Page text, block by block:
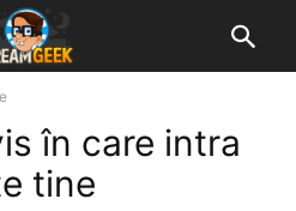
în care intra
tine